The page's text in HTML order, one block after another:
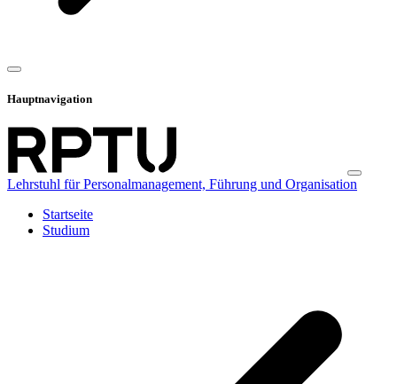
Hauptnavigation
Lehrstuhl für Personalmanagement, Führung und Organisation
Startseite
Studium